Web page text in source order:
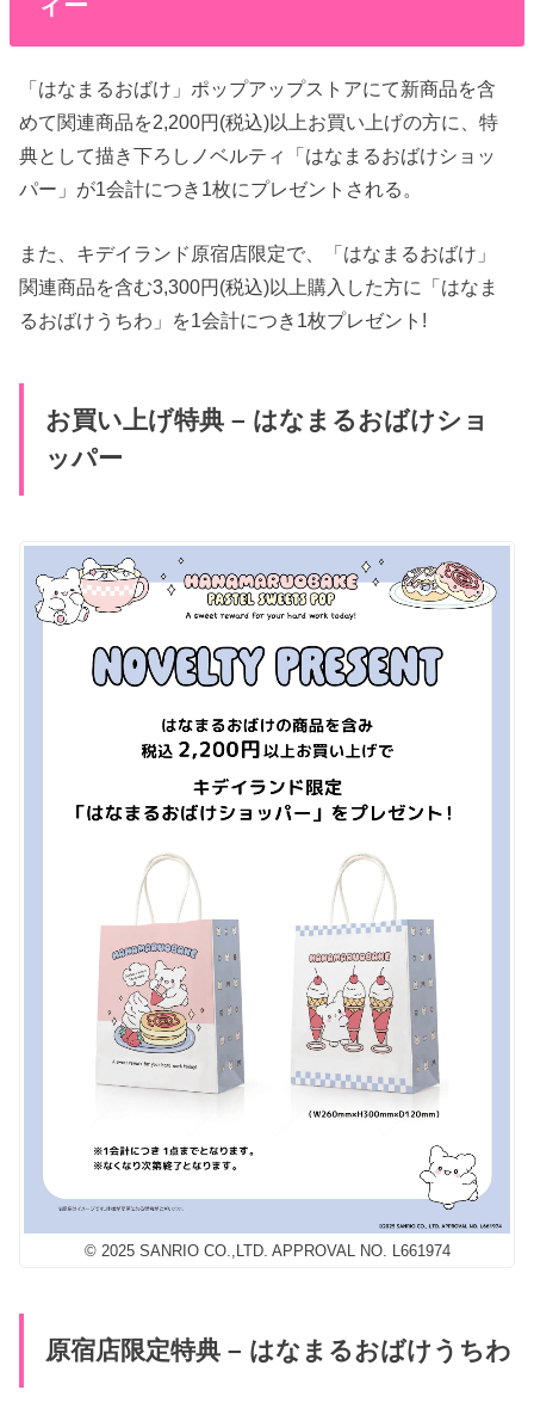
「はなまるおばけ」ポップアップストアにて新商品を含
めて関連商品を2,200円(税込)以上お買い上げの方に、特
典として描き下ろしノベルティ「はなまるおばけショッ
パー」が1会計につき1枚にプレゼントされる。
また、キデイランド原宿店限定で、「はなまるおばけ」
関連商品を含む3,300円(税込)以上購入した方に「はなま
るおばけうちわ」を1会計につき1枚プレゼント!
お買い上げ特典 – はなまるおばけショ
ッパー
© 2025 SANRIO CO.,LTD. APPROVAL NO. L661974
原宿店限定特典 – はなまるおばけうちわ